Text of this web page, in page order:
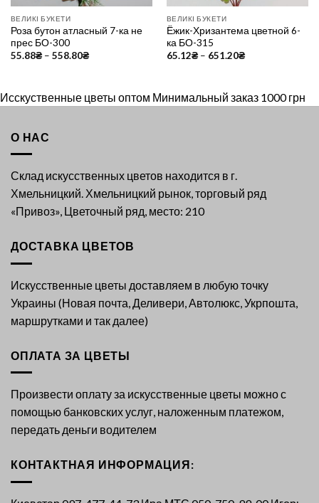
ВЕЛИКІ БУКЕТИ
Роза бутон атласный 7-ка не
прес БО-300
55.88₴– 558.80₴
ВЕЛИКІ БУКЕТИ
Ёжик-Хризантема цветной 6-
ка БО-315
65.12₴– 651.20₴
Исскуственные цветы оптом Минимальный заказ 1000 грн
О НАС
Склад искусственных цветов находится в г.
Хмельницкий. Хмельницкий рынок, торговый ряд
«Привоз», Цветочный ряд, место: 210
ДОСТАВКА ЦВЕТОВ
Искусственные цветы доставляем в любую точку
Украины (Новая почта, Деливери, Автолюкс, Укрпошта,
маршрутками и так далее)
ОПЛАТА ЗА ЦВЕТЫ
Произвести оплату за искусственные цветы можно с
помощью банковских услуг, наложенным платежом,
передать деньги водителем
КОНТАКТНАЯ ИНФОРМАЦИЯ: